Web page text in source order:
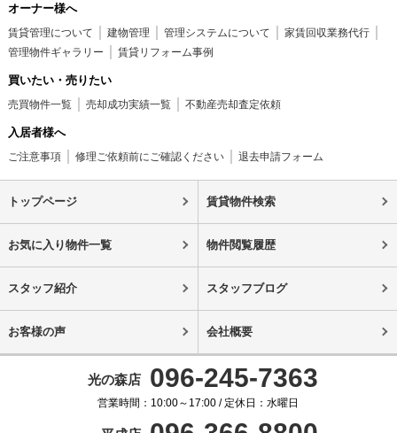
オーナー様へ
賃貸管理について 建物管理 管理システムについて
家賃回収業務代行
管理物件ギャラリー
賃貸リフォーム事例
買いたい・売りたい
売買物件一覧 売却成功実績一覧 不動産売却査定依頼
入居者様へ
ご注意事項 修理ご依頼前にご確認ください 退去申請フォーム
トップページ 賃貸物件検索
お気に入り物件一覧 物件閲覧履歴
スタッフ紹介 スタッフブログ
お客様の声 会社概要
光の森店 096-245-7363
営業時間：10:00～17:00 / 定休日：水曜日